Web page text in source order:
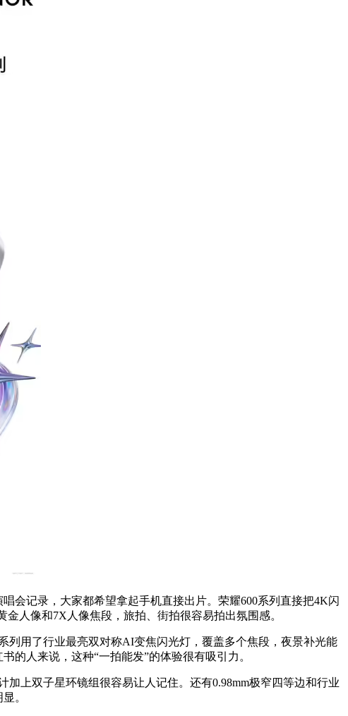
会记录，大家都希望拿起手机直接出片。荣耀600系列直接把4K闪
人像和7X人像焦段，旅拍、街拍很容易拍出氛围感。
列用了行业最亮双对称AI变焦闪光灯，覆盖多个焦段，夜景补光能
的人来说，这种“一拍能发”的体验很有吸引力。
上双子星环镜组很容易让人记住。还有0.98mm极窄四等边和行业
。